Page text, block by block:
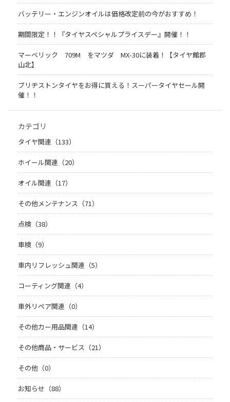
バッテリー・エンジンオイルは価格改定前の今がおすすめ！
期間限定！！『タイヤスペシャルプライスデー』開催！！
マーベリック 709M をマツダ MX-30に装着！【タイヤ館郡
山北】
ブリヂストンタイヤをお得に買える！スーパータイヤセール開
催！！
カテゴリ
タイヤ関連（133）
ホイール関連（20）
オイル関連（17）
その他メンテナンス（71）
点検（38）
車検（9）
車内リフレッシュ関連（5）
コーティング関連（4）
車外リペア関連（0）
その他カー用品関連（14）
その他商品・サービス（21）
その他（0）
お知らせ（88）